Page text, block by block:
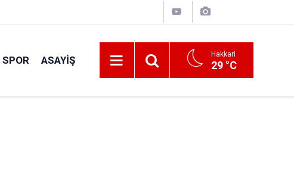
SPOR ASAYIŞ Hakkari
29 °C